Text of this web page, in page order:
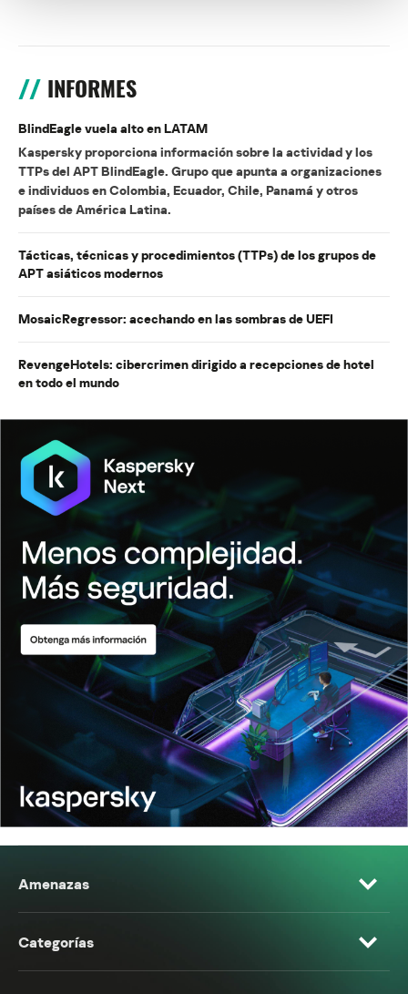
INFORMES
BlindEagle vuela alto en LATAM
Kaspersky proporciona información sobre la actividad y los
TTPs del APT BlindEagle. Grupo que apunta a organizaciones
e individuos en Colombia, Ecuador, Chile, Panamá y otros
países de América Latina.
Tácticas, técnicas y procedimientos (TTPs) de los grupos de
APT asiáticos modernos
MosaicRegressor: acechando en las sombras de UEFI
RevengeHotels: cibercrimen dirigido a recepciones de hotel
en todo el mundo
Amenazas
Categorías